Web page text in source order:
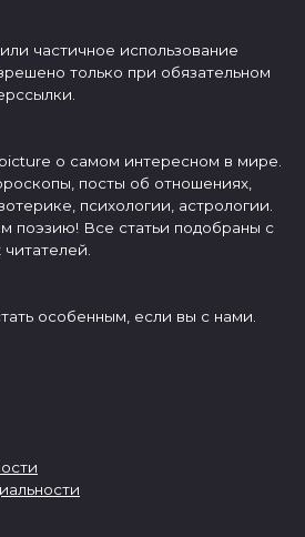
частичное использование
только при обязательном
о самом интересном в мире.
посты об отношениях,
психологии, астрологии.
поэзию! Все статьи подобраны с
особенным, если вы с нами.